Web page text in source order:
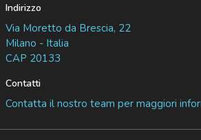
Indirizzo
Via Moretto da Brescia, 22
Milano - Italia
CAP 20133
Contatti
Contatta il nostro team per maggiori